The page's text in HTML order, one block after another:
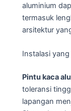
aluminium
termasuk
arsitektur
Instalasi
Pintu kaca
toleransi
lapangan